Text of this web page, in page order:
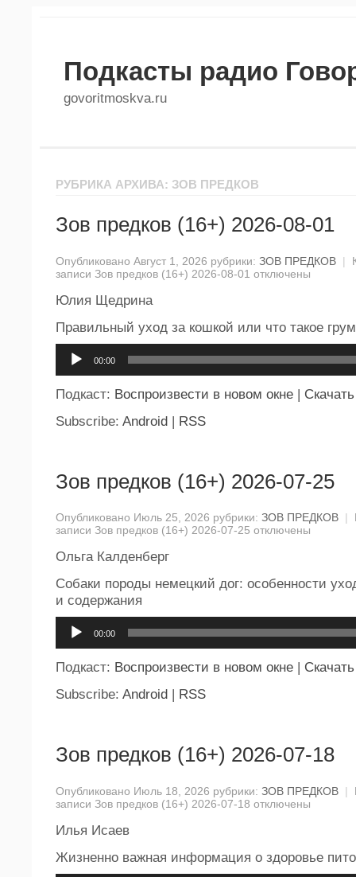
Подкасты радио
govoritmoskva.ru
РУБРИКА АРХИВА: ЗОВ ПРЕДКОВ
Зов предков (16+) 2026-08-01
Опубликовано Август 1, 2026 рубрики: ЗОВ ПРЕДКОВ |
записи Зов предков (16+) 2026-08-01 отключены
Юлия Щедрина
Правильный уход за кошкой или что такое
00:00
Подкаст: Воспроизвести в новом окне | Скачать
Subscribe: Android | RSS
Зов предков (16+) 2026-07-25
Опубликовано Июль 25, 2026 рубрики: ЗОВ ПРЕДКОВ |
записи Зов предков (16+) 2026-07-25 отключены
Ольга Калденберг
Собаки породы немецкий дог: особенности
и содержания
00:00
Подкаст: Воспроизвести в новом окне
Скачать
Subscribe: Android RSS
Зов предков (16+) 2026-07-18
Опубликовано Июль 18, 2026 рубрики: ЗОВ ПРЕДКОВ |
записи Зов предков (16+) 2026-07-18 отключены
Илья Исаев
Жизненно важная информация о здоровье